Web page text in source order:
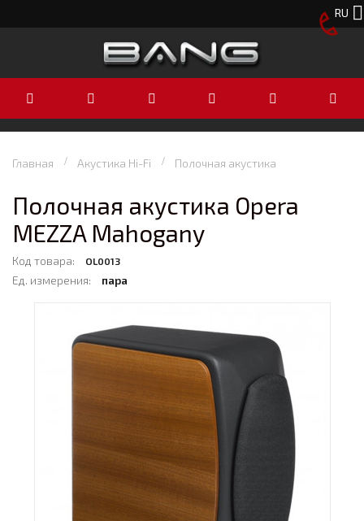
RU
Главная Акустика Hi-Fi Полочная акустика
Полочная акустика Opera
MEZZA Mahogany
Код товара: OL0013
Ед. измерения: пара